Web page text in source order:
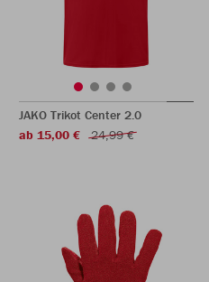
JAKO Trikot Center 2.0
ab 15,00 €
24,99 €